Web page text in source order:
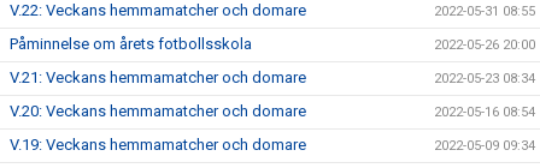
V.22: Veckans hemmamatcher och domare 2022-05-31 08:55
Påminnelse om årets fotbollsskola 2022-05-26 20:00
V.21: Veckans hemmamatcher och domare 2022-05-23 08:34
V.20: Veckans hemmamatcher och domare 2022-05-16 08:54
V.19: Veckans hemmamatcher och domare 2022-05-09 09:34